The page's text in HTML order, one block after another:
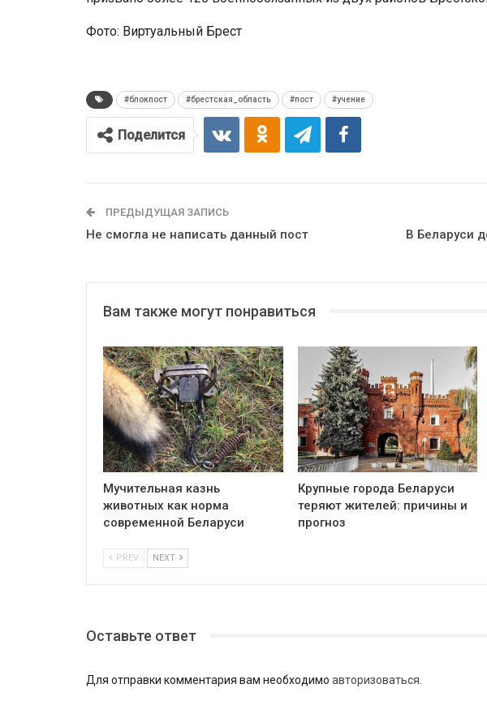
Фото: Виртуальный Брест
#блокпост #брестская_область #пост #учение
Поделится
ПРЕДЫДУЩАЯ ЗАПИСЬ
Не смогла не написать данный пост В Беларуси
Вам также могут понравиться
Мучительная казнь
животных как норма
современной Беларуси
Крупные города Беларуси
теряют жителей: причины и
прогноз
PREV NEXT
Оставьте ответ
Для отправки комментария вам необходимо авторизоваться